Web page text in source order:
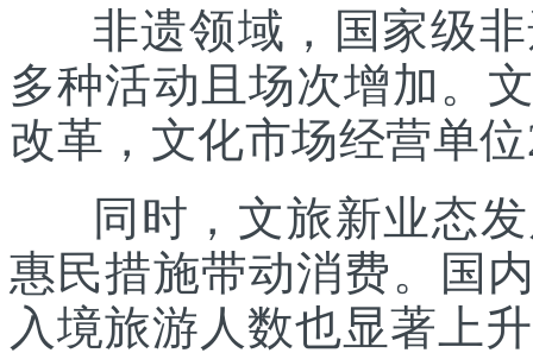
非遗领域，国家级非
多种活动且场次增加。
改革，文化市场经营单
同时，文旅新业态发
惠民措施带动消费。国
入境旅游人数也显著上